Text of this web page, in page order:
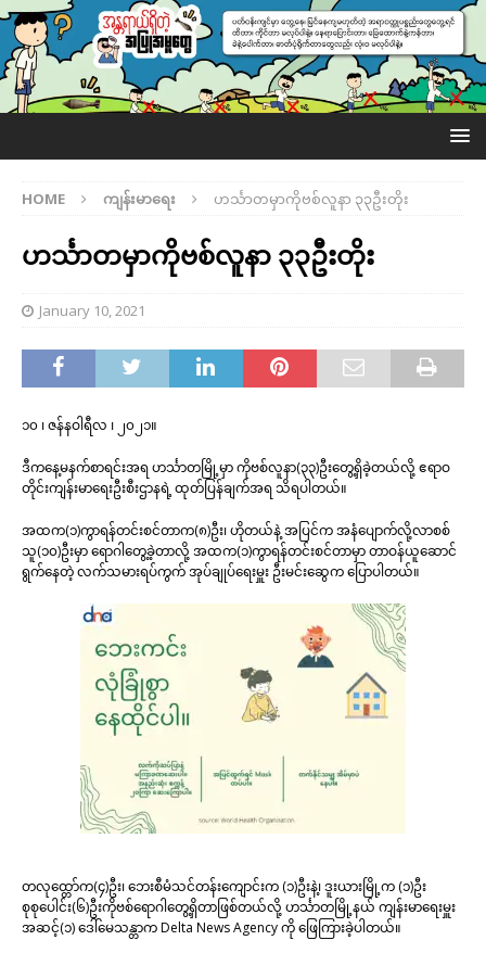
HOME ကျန်းမာရေး ဟင်္သာတမှာကိုဗစ်လူနာ ၃၃ဦးတိုး
ဟင်္သာတမှာကိုဗစ်လူနာ ၃၃ဦးတိုး
January 10, 2021
၁၀ ၊ ဇန်နဝါရီလ ၊ ၂၀၂၁။
ဒီကနေ့မနက်စာရင်းအရ ဟင်္သာတမြို့မှာ ကိုဗစ်လူနာ(၃၃)ဦးတွေ့ရှိခဲ့တယ်လို့ ဧရာဝ
တိုင်းကျန်းမာရေးဦးစီးဌာနရဲ့ ထုတ်ပြန်ချက်အရ သိရပါတယ်။
အထက(၁)ကွာရန်တင်းစင်တာက(၈)ဦး၊ ဟိုတယ်နဲ့ အပြင်က အနံပျောက်လို့လာစစ်
သူ(၁၀)ဦးမှာ ရောဂါတွေ့ခဲ့တာလို့ အထက(၁)ကွာရန်တင်းစင်တာမှာ တာဝန်ယူဆောင်
ရွက်နေတဲ့ လက်သမားရပ်ကွက် အုပ်ချုပ်ရေးမှူး ဦးမင်းဆွေက ပြောပါတယ်။
တလုထ္တော်က(၄)ဦး၊ ဘေးစီမံသင်တန်းကျောင်းက (၁)ဦးနဲ့၊ ဒူးယားမြို့က (၁)ဦး
စုစုပေါင်း(၆)ဦးကိုဗစ်ရောဂါတွေ့ရှိတာဖြစ်တယ်လို့ ဟင်္သာတမြို့နယ် ကျန်းမာရေးမှူး
အဆင့်(၁) ဒေါ်မေသန္တာက Delta News Agency ကို ဖြေကြားခဲ့ပါတယ်။